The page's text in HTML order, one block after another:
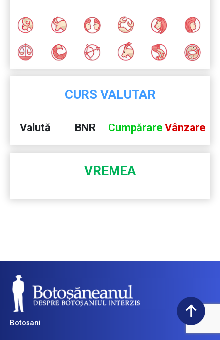
CURS VALUTAR
Valută BNR Cumpărare Vânzare
VREMEA
Botoșani